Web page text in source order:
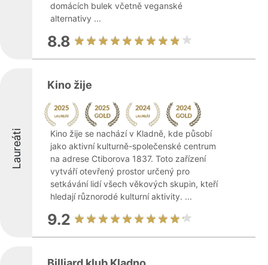
domácích bulek včetně veganské
alternativy ...
8.8
Laureáti
Kino žije
Kino žije se nachází v Kladně, kde působí
jako aktivní kulturně-společenské centrum
na adrese Ctiborova 1837. Toto zařízení
vytváří otevřený prostor určený pro
setkávání lidí všech věkových skupin, kteří
hledají různorodé kulturní aktivity. ...
9.2